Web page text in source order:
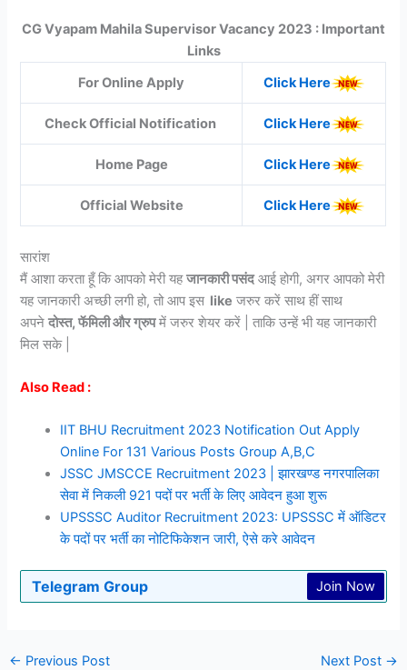
CG Vyapam Mahila Supervisor Vacancy 2023 : Important
Links
For Online Apply
Click Here
Check Official Notification Click Here
Home Page Click Here
Official Website Click Here
सारांश
मैं आशा करता हूँ कि आपको मेरी यहजानकारी पसंदआई होगी, अगर आपको मेरी
यह जानकारी अच्छी लगी हो, तो आप इस like जरुर करें साथ हीं साथ
अपनेदोस्त, फॅमिली और ग्रुपमें जरुर शेयर करें | ताकि उन्हें भी यह जानकारी
मिल सके |
Also Read :
IIT BHU Recruitment 2023 Notification Out Apply
Online For 131 Various Posts Group A,B,C
JSSC JMSCCE Recruitment 2023 | झारखण्ड नगरपालिका
सेवा में निकली 921 पदों पर भर्ती के लिए आवेदन हुआ शुरू
UPSSSC Auditor Recruitment 2023: UPSSSC में ऑडिटर
के पदों पर भर्ती का नोटिफिकेशन जारी, ऐसे करे आवेदन
Telegram Group Join Now
← Previous Post Next Post →